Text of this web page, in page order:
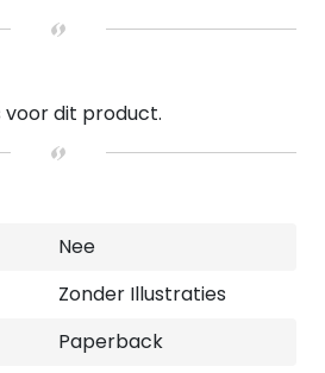
voor dit product.
Nee
Zonder Illustraties
Paperback